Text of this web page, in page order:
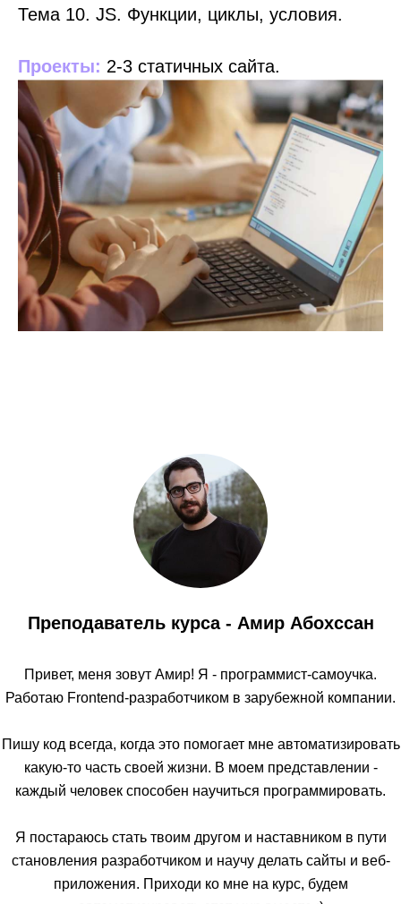
Тема 10. JS. Функции, циклы, условия.
Проекты: 2-3 статичных сайта.
Преподаватель курса - Амир Абохссан
Привет, меня зовут Амир! Я - программист-самоучка.
Работаю Frontend-разработчиком в зарубежной компании.
Пишу код всегда, когда это помогает мне автоматизировать
какую-то часть своей жизни. В моем представлении -
каждый человек способен научиться программировать.
Я постараюсь стать твоим другом и наставником в пути
становления разработчиком и научу делать сайты и веб-
приложения. Приходи ко мне на курс, будем